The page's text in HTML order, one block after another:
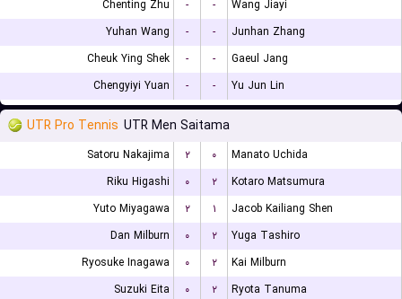
Chenting Zhu - -
Wang Jiayi
Yuhan Wang
- -
Junhan Zhang
Cheuk Ying Shek
- -
Gaeul Jang
Chengyiyi Yuan
- - Yu Jun Lin
UTR Pro Tennis UTR Men Saitama
Satoru Nakajima ۲ ۰
Manato Uchida
Riku Higashi
۰ ۲
Kotaro Matsumura
Yuto Miyagawa
۲ ۱
Jacob Kailiang Shen
Dan Milburn
۰ ۲
Yuga Tashiro
Ryosuke Inagawa
۰ ۲
Kai Milburn
Suzuki Eita
۰ ۲
Ryota Tanuma